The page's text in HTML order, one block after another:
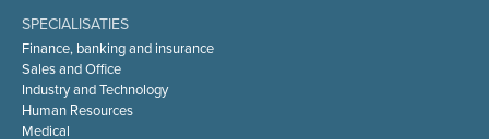
SPECIALISATIES
Finance, banking and insurance
Sales and Office
Industry and Technology
Human Resources
Medical